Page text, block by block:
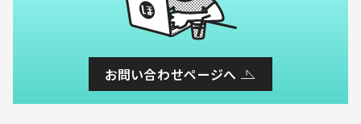
お問い合わせページへ